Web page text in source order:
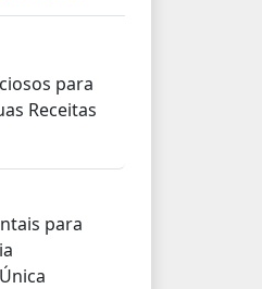
para
Receitas
para